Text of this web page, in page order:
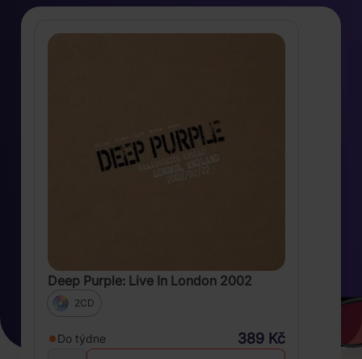
Deep Purple: Live In London 2002
2CD
Do týdne 389 Kč